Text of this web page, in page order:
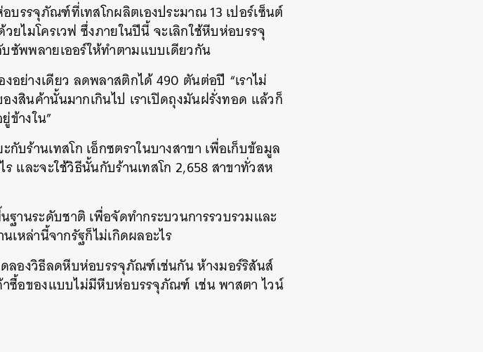
บรรจุภัณฑ์ที่เทสโกผลิตเองประมาณ 13 เปอร์เซ็นต์
ยไมโครเวฟ ซึ่งภายในปีนี้ จะเลิกใช้หีบห่อบรรจุ
ซัพพลายเออร์ให้ทำตามแบบเดียวกัน
อย่างเดียว ลดพลาสติกได้ 490 ตันต่อปี “เราไม่
สินค้านั้นมากเกินไป เราเปิดถุงมันฝรั่งทอด แล้วก็
ข้างใน”
บร้านเทสโก เอ็กซตราในบางสาขา เพื่อเก็บข้อมูล
และจะใช้วิธีนั้นกับร้านเทสโก 2,658 สาขาทั่วสห
ฐานระดับชาติ เพื่อจัดทำกระบวนการรวบรวมและ
เหล่านี้จากรัฐก็ไม่เกิดผลอะไร
ลองวิธีลดหีบห่อบรรจุภัณฑ์เช่นกัน ห้างมอร์ริสันส์
ซื้อของแบบไม่มีหีบห่อบรรจุภัณฑ์ เช่น พาสตา ไวน์